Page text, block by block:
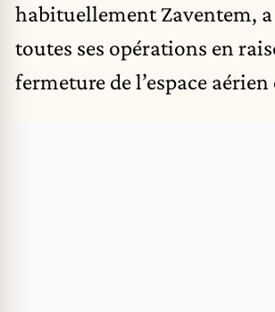
habituellement Zaventem,
toutes ses opérations en
fermeture de l’espace